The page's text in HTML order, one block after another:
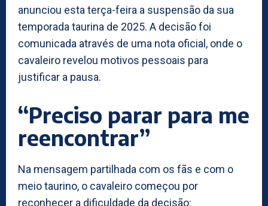
anunciou esta terça-feira a suspensão da sua
temporada taurina de 2025. A decisão foi
comunicada através de uma nota oficial, onde o
cavaleiro revelou motivos pessoais para
justificar a pausa.
“Preciso parar para me
reencontrar”
Na mensagem partilhada com os fãs e com o
meio taurino, o cavaleiro começou por
reconhecer a dificuldade da decisão: